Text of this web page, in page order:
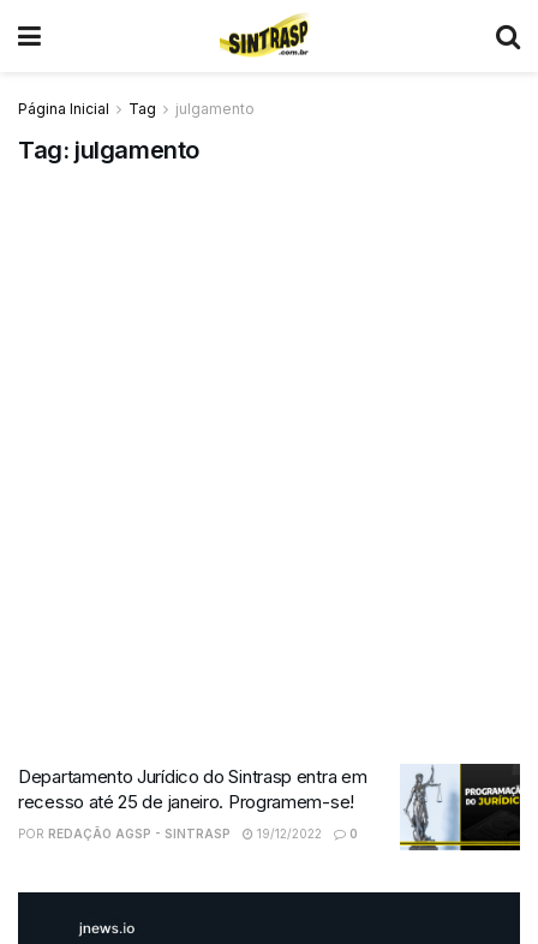
Página Inicial Tag julgamento
Tag: julgamento
Departamento Jurídico do Sintrasp entra em
recesso até 25 de janeiro. Programem-se!
POR REDAÇÃO AGSP - SINTRASP 19/12/2022 0